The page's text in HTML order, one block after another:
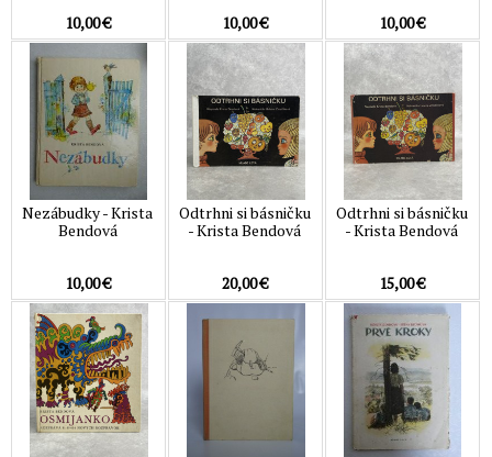
10,00 €
10,00 €
10,00 €
Nezábudky - Krista
Bendová
10,00 €
Odtrhni si básničku
- Krista Bendová
20,00 €
Odtrhni si básničku
- Krista Bendová
15,00 €